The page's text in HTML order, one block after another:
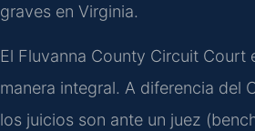
graves en Virginia.
El Fluvanna County Circuit Court
manera integral. A diferencia del
los juicios son ante un juez